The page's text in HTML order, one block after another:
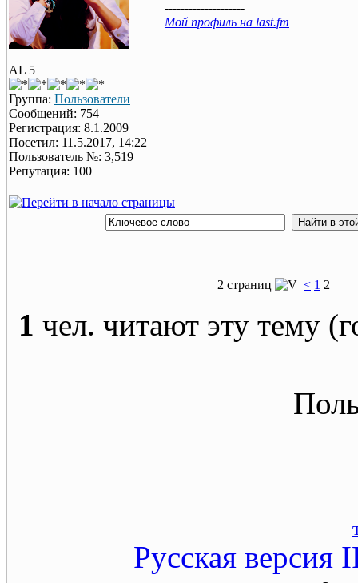
AL 5
Группа: Пользователи
Сообщений: 754
Регистрация: 8.1.2009
Посетил: 11.5.2017, 14:22
Пользователь №: 3,519
Репутация: 100
--------------------
Мой профиль на last.fm
2 страниц < 1 2
1 чел. читают эту тему
Русская версия